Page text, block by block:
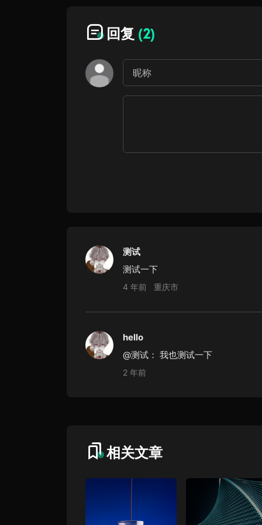
回复 (2)
测试
测试一下
4 年前 重庆市
hello
@测试： 我也测试一下
2 年前
相关文章